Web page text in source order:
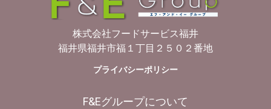
株式会社フードサービス福井
福井県福井市福１丁目２５０２番地
プライバシーポリシー
F&Eグループについて